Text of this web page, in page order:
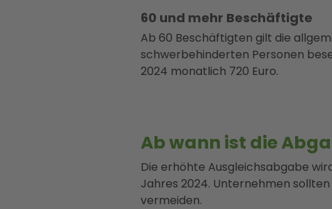
60 und mehr Beschäftigte
Ab 60 Beschäftigten gilt die
schwerbehinderten Personen
2024 monatlich 720 Euro.
Ab wann ist die
Die erhöhte Ausgleichsabgabe
Jahres 2024. Unternehmen
vermeiden.